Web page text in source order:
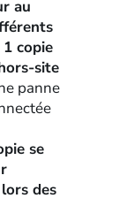
au
copie
site
panne
se
des